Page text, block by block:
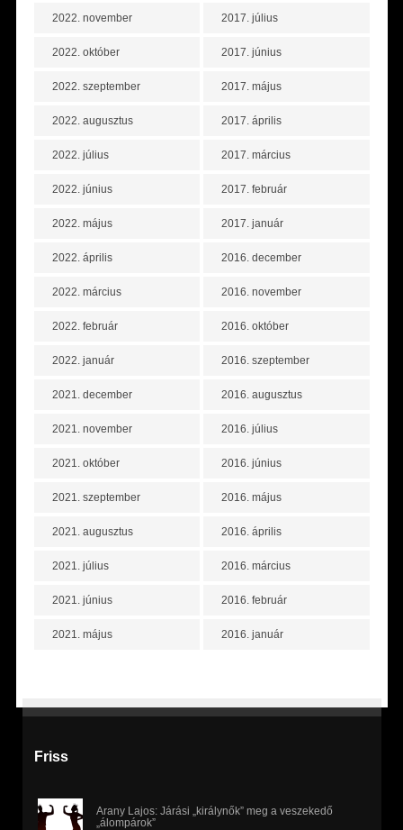
2022. november
2022. október
2022. szeptember
2022. augusztus
2022. július
2022. június
2022. május
2022. április
2022. március
2022. február
2022. január
2021. december
2021. november
2021. október
2021. szeptember
2021. augusztus
2021. július
2021. június
2021. május
2017. július
2017. június
2017. május
2017. április
2017. március
2017. február
2017. január
2016. december
2016. november
2016. október
2016. szeptember
2016. augusztus
2016. július
2016. június
2016. május
2016. április
2016. március
2016. február
2016. január
Friss
Arany Lajos: Járási „királynők” meg a veszekedő
„álompárok”